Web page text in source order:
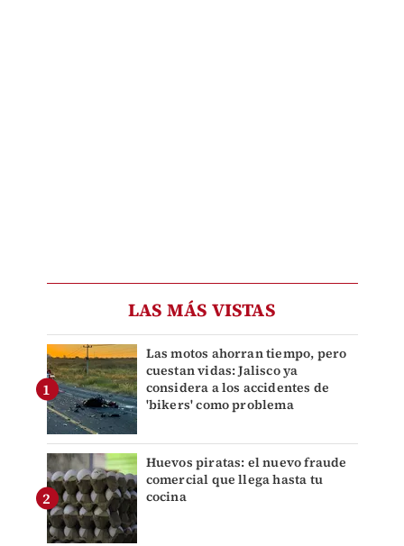
LAS MÁS VISTAS
Las motos ahorran tiempo, pero
cuestan vidas: Jalisco ya
considera a los accidentes de
'bikers' como problema
Huevos piratas: el nuevo fraude
comercial que llega hasta tu
cocina